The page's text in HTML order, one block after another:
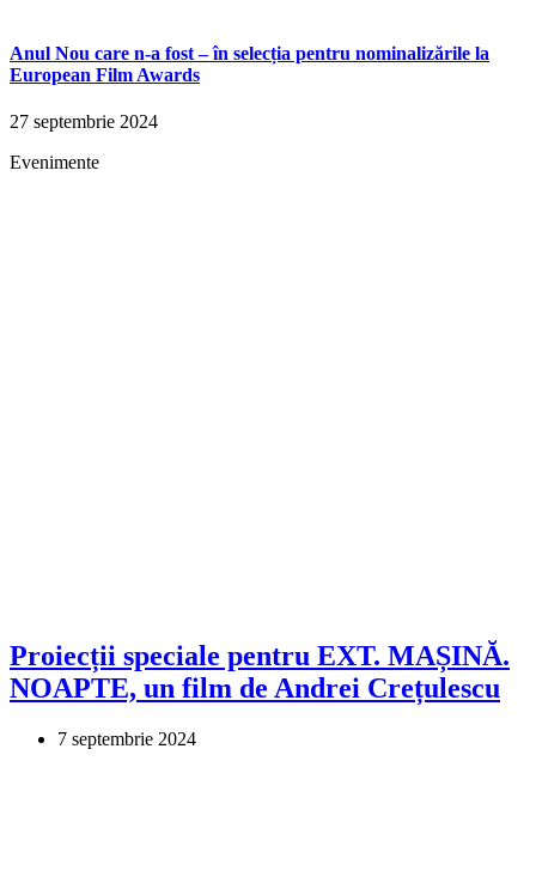
Anul Nou care n-a fost – în selecția pentru nominalizările la
European Film Awards
27 septembrie 2024
Evenimente
Proiecții speciale pentru EXT. MAȘINĂ.
NOAPTE, un film de Andrei Crețulescu
7 septembrie 2024